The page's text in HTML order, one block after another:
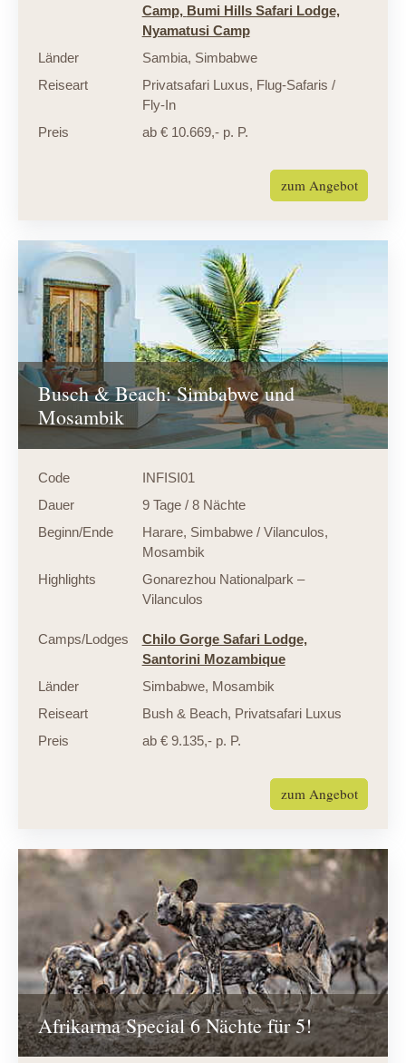
Camp, Bumi Hills Safari Lodge,
Nyamatusi Camp
Länder
Sambia, Simbabwe
Reiseart
Privatsafari Luxus, Flug-Safaris /
Fly-In
Preis
ab € 10.669,- p. P.
zum Angebot
Busch & Beach: Simbabwe und
Mosambik
Code
INFISI01
Dauer
9 Tage / 8 Nächte
Beginn/Ende
Harare, Simbabwe / Vilanculos,
Mosambik
Highlights
Gonarezhou Nationalpark –
Vilanculos
Camps/Lodges
Chilo Gorge Safari Lodge,
Santorini Mozambique
Länder
Simbabwe, Mosambik
Reiseart
Bush & Beach, Privatsafari Luxus
Preis
ab € 9.135,- p. P.
zum Angebot
Afrikarma Special 6 Nächte für 5!